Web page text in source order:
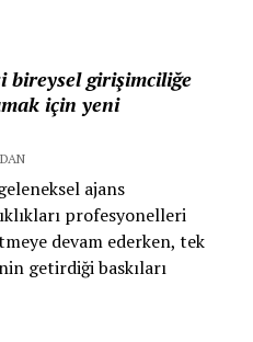
bireysel girişimciliğe
için yeni
ajans
profesyonelleri
devam ederken, tek
getirdiği baskıları